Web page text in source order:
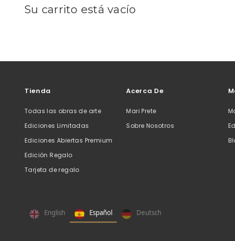
Retratos De Flores
Su carrito está vacío
Tienda
Todas las obras de arte
Ediciones Limitadas
Ediciones Abiertas Premium
Edición Regalo
Tarjeta de regalo
Acerca De
Mari Prete
Sobre Nosotros
English Español Deutsch